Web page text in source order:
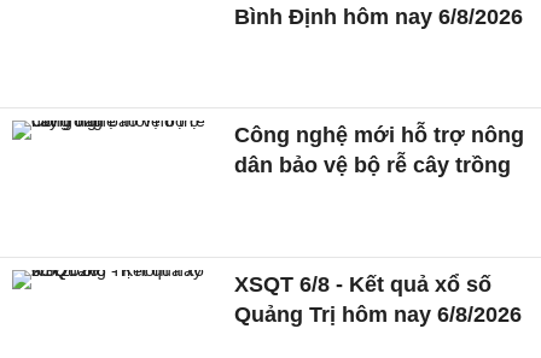
Bình Định hôm nay 6/8/2026
Công nghệ mới hỗ trợ nông
dân bảo vệ bộ rễ cây trồng
XSQT 6/8 - Kết quả xổ số
Quảng Trị hôm nay 6/8/2026